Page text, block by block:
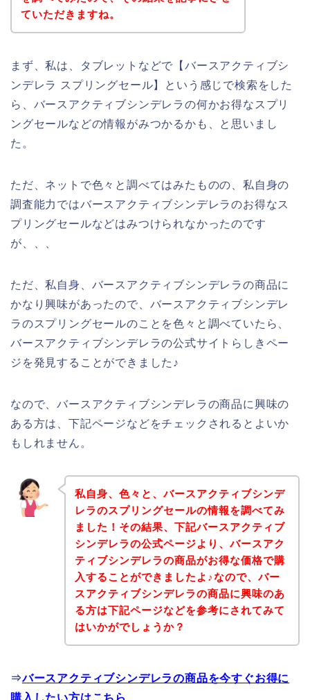
ていただきますね。
まず、私は、タブレットなどで【バースアクティブシ
ンデレラ スプリングセール】という感じで検索をした
ら、バースアクティブシンデレラの何かお得なスプリ
ングセールなどの情報がみつかるかも、と思いまし
た。
ただ、ネットで色々と調べてはみたものの、私自身の
調査能力ではバースアクティブシンデレラのお得なス
プリングセールなどはみつけられなかったのです
が、、、
ただ、私自身、バースアクティブシンデレラの商品に
かなり興味があったので、バースアクティブシンデレ
ラのスプリングセールのことを色々と調べていたら、
バースアクティブシンデレラの公式サイトらしきペー
ジを発見することができました♪
なので、バースアクティブシンデレラの商品に興味の
ある方は、下記ページなどをチェックされるとよいか
もしれません。
私自身、色々と、バースアクティブシンデ
レラのスプリングセールの情報を調べてみ
ました！その結果、下記バースアクティブ
シンデレラの公式ページより、バースアク
ティブシンデレラの商品がお得な価格で購
入することができましたよ♪なので、バー
スアクティブシンデレラの商品に興味のあ
る方は下記ページなどを参考にされてみて
はいかがでしょうか？
⇒バースアクティブシンデレラの商品を今すぐお得に
購入したい方はこちら